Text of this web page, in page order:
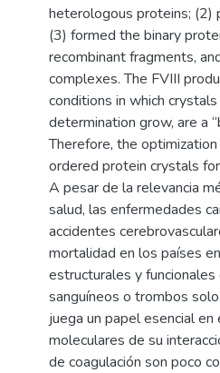
heterologous proteins; (2)
(3) formed the binary
recombinant fragments,
complexes. The FVIII
conditions in which
determination grow, are a
Therefore, the
ordered protein crystals
A pesar de la relevancia
salud, las enfermedades
accidentes
mortalidad en los países
estructurales y
sanguíneos o trombos
juega un papel esencial
moleculares de su
de coagulación son poco